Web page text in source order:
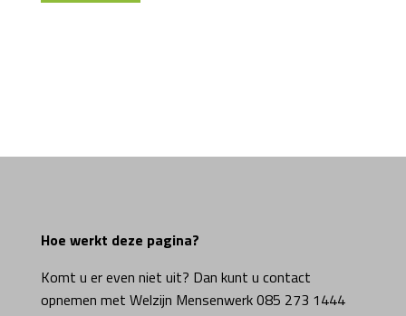
Hoe werkt deze pagina?
Komt u er even niet uit? Dan kunt u contact
opnemen met Welzijn Mensenwerk 085 273 1444